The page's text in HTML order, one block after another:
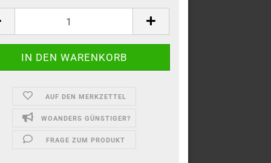
AUF DEN MERKZETTEL
WOANDERS GÜNSTIGER?
FRAGE ZUM PRODUKT